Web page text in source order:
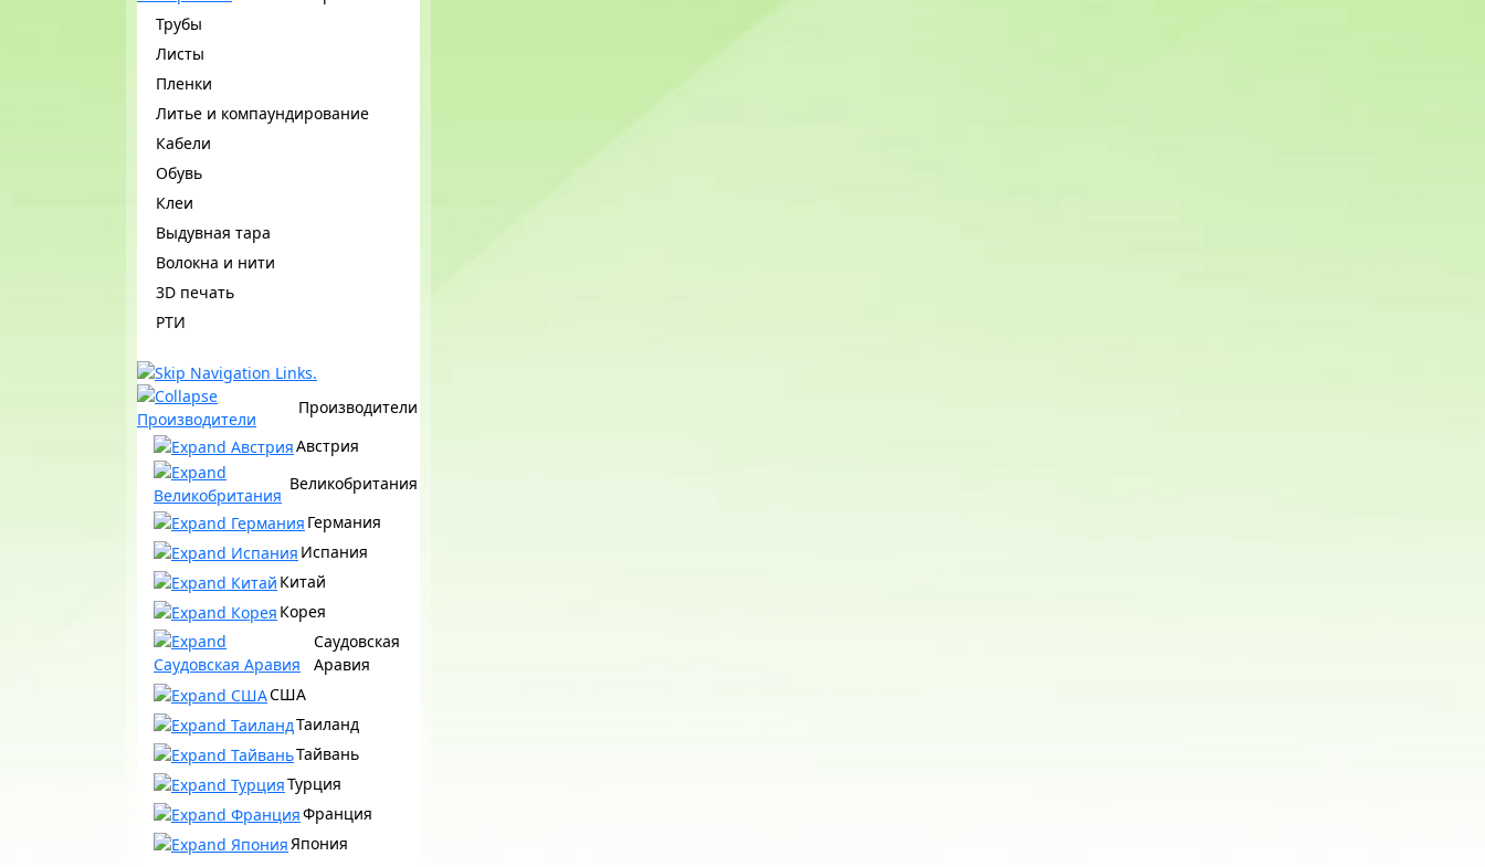
Трубы
Листы
Пленки
Литье и компаундирование
Кабели
Обувь
Клеи
Выдувная тара
Волокна и нити
3D печать
РТИ
Производители
Австрия
Великобритания
Германия
Испания
Китай
Корея
Саудовская
Аравия
США
Таиланд
Тайвань
Турция
Франция
Япония